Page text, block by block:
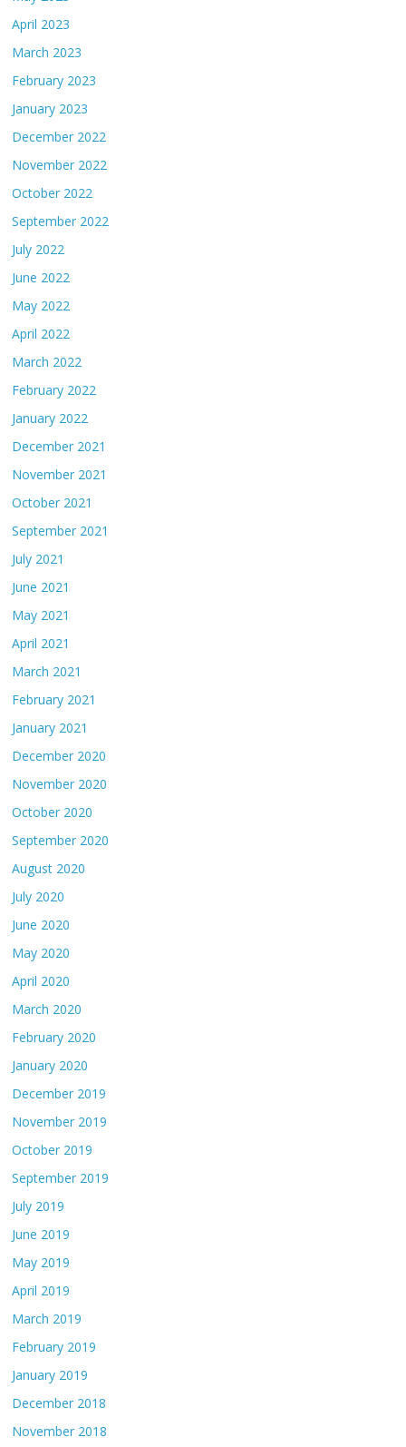
April 2023
March 2023
February 2023
January 2023
December 2022
November 2022
October 2022
September 2022
July 2022
June 2022
May 2022
April 2022
March 2022
February 2022
January 2022
December 2021
November 2021
October 2021
September 2021
July 2021
June 2021
May 2021
April 2021
March 2021
February 2021
January 2021
December 2020
November 2020
October 2020
September 2020
August 2020
July 2020
June 2020
May 2020
April 2020
March 2020
February 2020
January 2020
December 2019
November 2019
October 2019
September 2019
July 2019
June 2019
May 2019
April 2019
March 2019
February 2019
January 2019
December 2018
November 2018